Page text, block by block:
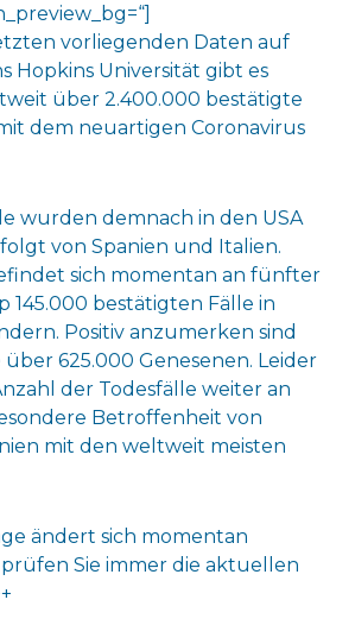
vorliegenden Daten auf
Hopkins Universität gibt es
über 2.400.000 bestätigte
dem neuartigen Coronavirus
wurden demnach in den USA
von Spanien und Italien.
sich momentan an fünfter
145.000 bestätigten Fälle in
Positiv anzumerken sind
625.000 Genesenen. Leider
der Todesfälle weiter an
Betroffenheit von
mit den weltweit meisten
ändert sich momentan
Sie immer die aktuellen